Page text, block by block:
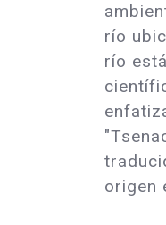
río
río
origen